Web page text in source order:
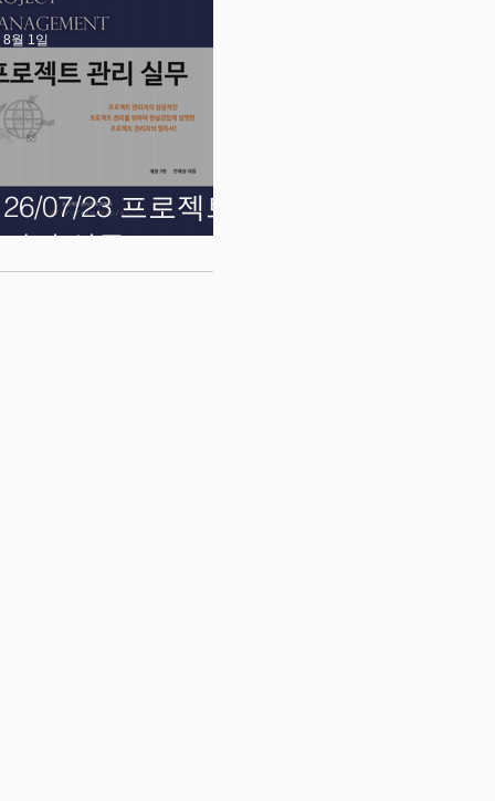
26/07/23 프로젝트
관리 실무
8월 1일